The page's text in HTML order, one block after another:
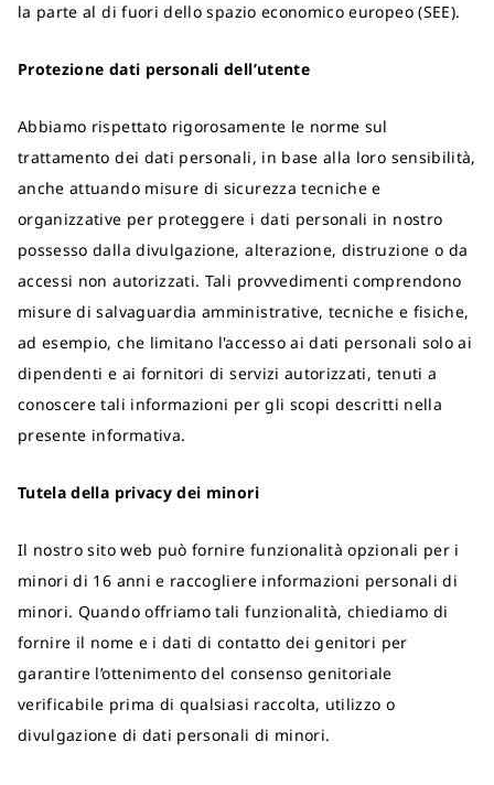
la parte al di fuori dello spazio economico europeo (SEE).
Protezione dati personali dell’utente
Abbiamo rispettato rigorosamente le norme sul
trattamento dei dati personali, in base alla loro sensibilità,
anche attuando misure di sicurezza tecniche e
organizzative per proteggere i dati personali in nostro
possesso dalla divulgazione, alterazione, distruzione o da
accessi non autorizzati. Tali provvedimenti comprendono
misure di salvaguardia amministrative, tecniche e fisiche,
ad esempio, che limitano l'accesso ai dati personali solo ai
dipendenti e ai fornitori di servizi autorizzati, tenuti a
conoscere tali informazioni per gli scopi descritti nella
presente informativa.
Tutela della privacy dei minori
Il nostro sito web può fornire funzionalità opzionali per i
minori di 16 anni e raccogliere informazioni personali di
minori. Quando offriamo tali funzionalità, chiediamo di
fornire il nome e i dati di contatto dei genitori per
garantire l’ottenimento del consenso genitoriale
verificabile prima di qualsiasi raccolta, utilizzo o
divulgazione di dati personali di minori.